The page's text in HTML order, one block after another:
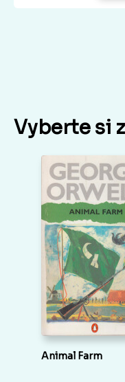
Vyberte si
Animal Farm